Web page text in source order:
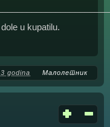
u kupatilu.
godina Малолетник